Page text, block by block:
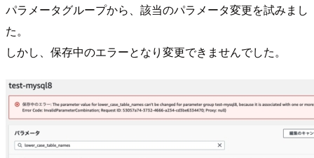
パラメータグループから、該当のパラメータ変更を試みまし
た。
しかし、保存中のエラーとなり変更できませんでした。